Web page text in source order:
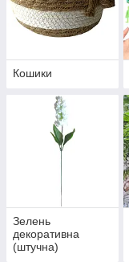
Кошики
Зелень
декоративна
(штучна)